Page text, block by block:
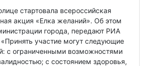
стартовала всероссийская
акция «Елка желаний». Об этом
города, передают РИА
участие могут следующие
с ограниченными возможностями
с состоянием здоровья,